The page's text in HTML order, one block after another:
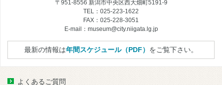
〒951-8556 新潟市中央区西大畑町5191-9
TEL：025-223-1622
FAX：025-228-3051
E-mail：museum@city.niigata.lg.jp
最新の情報は年間スケジュール（PDF） をご覧下さい。
よくあるご質問